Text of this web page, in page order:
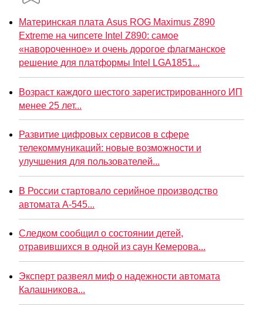
Материнская плата Asus ROG Maximus Z890
Extreme на чипсете Intel Z890: самое
«навороченное» и очень дорогое флагманское
решение для платформы Intel LGA1851...
Возраст каждого шестого зарегистрированного ИП
менее 25 лет...
Развитие цифровых сервисов в сфере
телекоммуникаций: новые возможности и
улучшения для пользователей...
В России стартовало серийное производство
автомата А-545...
Следком сообщил о состоянии детей,
отравившихся в одной из саун Кемерова...
Эксперт развеял миф о надежности автомата
Калашникова...